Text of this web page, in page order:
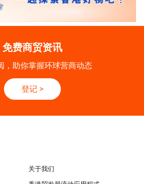
免费商贸资讯
，助你掌握环球营商动态
登记 >
关于我们